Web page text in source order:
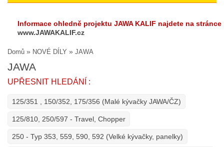
Informace ohledně projektu JAWA KALIF najdete na stránce
www.JAWAKALIF.cz
Domů » NOVÉ DÍLY » JAWA
JAWA
UPŘESNIT HLEDÁNÍ :
125/351 , 150/352, 175/356 (Malé kývačky JAWA/ČZ)
125/810, 250/597 - Travel, Chopper
250 - Typ 353, 559, 590, 592 (Velké kývačky, panelky)